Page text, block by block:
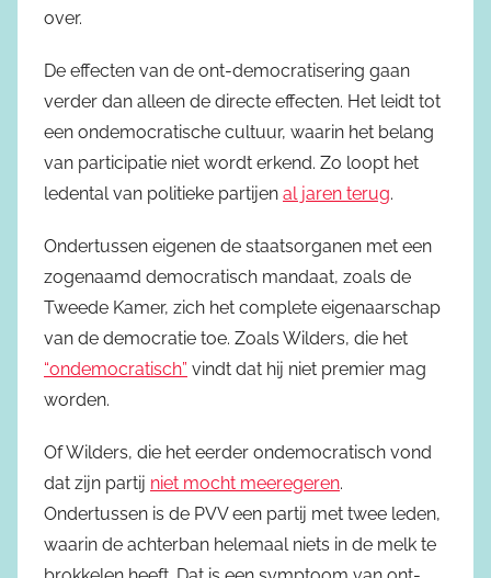
over.
De effecten van de ont-democratisering gaan
verder dan alleen de directe effecten. Het leidt tot
een ondemocratische cultuur, waarin het belang
van participatie niet wordt erkend. Zo loopt het
ledental van politieke partijen al jaren terug.
Ondertussen eigenen de staatsorganen met een
zogenaamd democratisch mandaat, zoals de
Tweede Kamer, zich het complete eigenaarschap
van de democratie toe. Zoals Wilders, die het
“ondemocratisch” vindt dat hij niet premier mag
worden.
Of Wilders, die het eerder ondemocratisch vond
dat zijn partij niet mocht meeregeren.
Ondertussen is de PVV een partij met twee leden,
waarin de achterban helemaal niets in de melk te